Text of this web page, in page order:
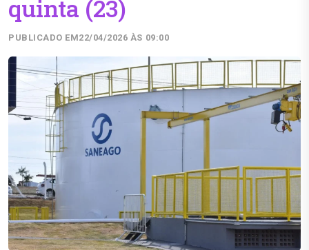
quinta (23)
PUBLICADO EM22/04/2026 ÀS 09:00